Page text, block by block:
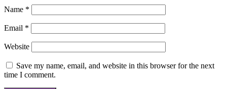
Name *
Email *
Website
Save my name, email, and website in this browser for the next
time I comment.